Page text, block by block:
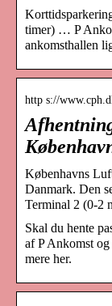
timer) … P
ankomsthallen
http s://
Københavns
Danmark. Den
Terminal 2 (0-2
Skal du hente
af P Ankomst
mere her.